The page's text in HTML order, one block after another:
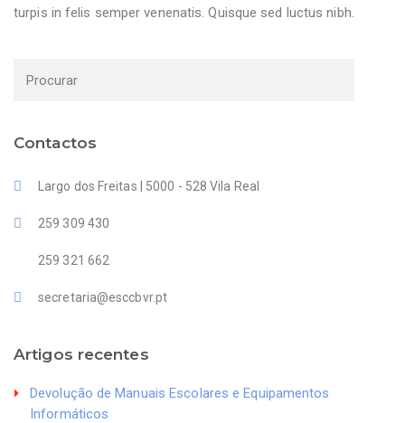
turpis in felis semper venenatis. Quisque sed luctus nibh.
Contactos
Largo dos Freitas | 5000 - 528 Vila Real
259 309 430
259 321 662
secretaria@esccbvr.pt
Artigos recentes
Devolução de Manuais Escolares e Equipamentos
Informáticos